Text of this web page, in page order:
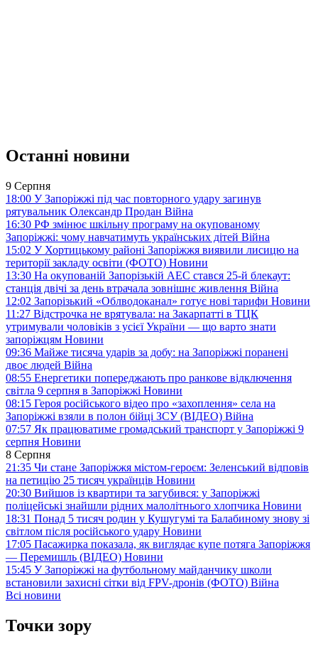
Останні новини
9 Серпня
18:00 У Запоріжжі під час повторного удару загинув
рятувальник Олександр Продан Війна
16:30 РФ змінює шкільну програму на окупованому
Запоріжжі: чому навчатимуть українських дітей Війна
15:02 У Хортицькому районі Запоріжжя виявили лисицю на
території закладу освіти (ФОТО) Новини
13:30 На окупованій Запорізькій АЕС стався 25-й блекаут:
станція двічі за день втрачала зовнішнє живлення Війна
12:02 Запорізький «Облводоканал» готує нові тарифи Новини
11:27 Відстрочка не врятувала: на Закарпатті в ТЦК
утримували чоловіків з усієї України — що варто знати
запоріжцям Новини
09:36 Майже тисяча ударів за добу: на Запоріжжі поранені
двоє людей Війна
08:55 Енергетики попереджають про ранкове відключення
світла 9 серпня в Запоріжжі Новини
08:15 Героя російського відео про «захоплення» села на
Запоріжжі взяли в полон бійці ЗСУ (ВІДЕО) Війна
07:57 Як працюватиме громадський транспорт у Запоріжжі 9
серпня Новини
8 Серпня
21:35 Чи стане Запоріжжя містом-героєм: Зеленський відповів
на петицію 25 тисяч українців Новини
20:30 Вийшов із квартири та загубився: у Запоріжжі
поліцейські знайшли рідних малолітнього хлопчика Новини
18:31 Понад 5 тисяч родин у Кушугумі та Балабиному знову зі
світлом після російського удару Новини
17:05 Пасажирка показала, як виглядає купе потяга Запоріжжя
— Перемишль (ВІДЕО) Новини
15:45 У Запоріжжі на футбольному майданчику школи
встановили захисні сітки від FPV-дронів (ФОТО) Війна
Всі новини
Точки зору